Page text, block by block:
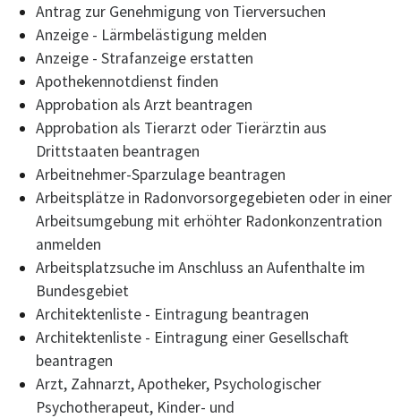
Antrag zur Genehmigung von Tierversuchen
Anzeige - Lärmbelästigung melden
Anzeige - Strafanzeige erstatten
Apothekennotdienst finden
Approbation als Arzt beantragen
Approbation als Tierarzt oder Tierärztin aus
Drittstaaten beantragen
Arbeitnehmer-Sparzulage beantragen
Arbeitsplätze in Radonvorsorgegebieten oder in einer
Arbeitsumgebung mit erhöhter Radonkonzentration
anmelden
Arbeitsplatzsuche im Anschluss an Aufenthalte im
Bundesgebiet
Architektenliste - Eintragung beantragen
Architektenliste - Eintragung einer Gesellschaft
beantragen
Arzt, Zahnarzt, Apotheker, Psychologischer
Psychotherapeut, Kinder- und